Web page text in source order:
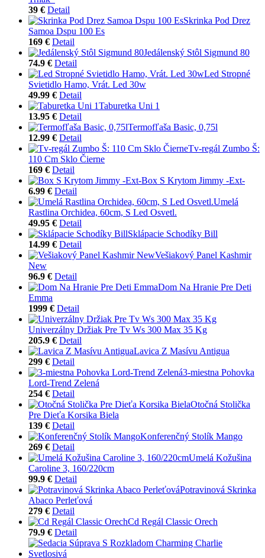
39 € Detail
Skrinka Pod Drez
Samoa Dspu 100 Es
169 € Detail
Jedálenský Stôl Sigmund 80
74.9 € Detail
Led Stropné
Svietidlo Hamo, Vrát. Led 30w
49.99 € Detail
Taburetka Uni 1
13.95 € Detail
Termofľaša Basic, 0,75l
12.99 € Detail
Tv-regál Zumbo Š:
110 Cm Sklo Čierne
169 € Detail
Box S Krytom Jimmy -Ext-
6.99 € Detail
Umelá
Rastlina Orchidea, 60cm, S Led Osvetl.
49.95 € Detail
Sklápacie Schodíky Bill
14.99 € Detail
Vešiakový Panel Kashmir
New
96.9 € Detail
Dom Na Hranie Pre Deti
Emma
1999 € Detail
Univerzálny Držiak Pre Tv Ws 300 Max 35 Kg
205.9 € Detail
Lavica Z Masívu Antigua
299 € Detail
3-miestna Pohovka
Lord-Trend Zelená
254 € Detail
Otočná Stolička
Pre Dieťa Korsika Biela
139 € Detail
Konferenčný Stolík Mango
269 € Detail
Umelá Kožušina
Caroline 3, 160/220cm
99.9 € Detail
Potravinová Skrinka
Abaco Perleťová
279 € Detail
Cd Regál Classic Orech
79.9 € Detail